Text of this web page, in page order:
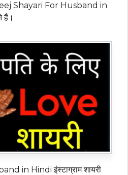
Shayari For Husband in
हैं।
in Hindi इंस्टाग्राम शायरी